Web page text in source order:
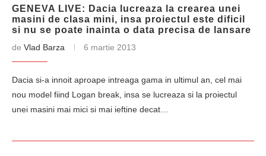
GENEVA LIVE: Dacia lucreaza la crearea unei
masini de clasa mini, insa proiectul este dificil
si nu se poate inainta o data precisa de lansare
de Vlad Barza 6 martie 2013
Dacia si-a innoit aproape intreaga gama in ultimul an, cel mai
nou model fiind Logan break, insa se lucreaza si la proiectul
unei masini mai mici si mai ieftine decat…